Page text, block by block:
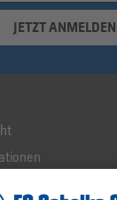
JETZT ANMELDEN